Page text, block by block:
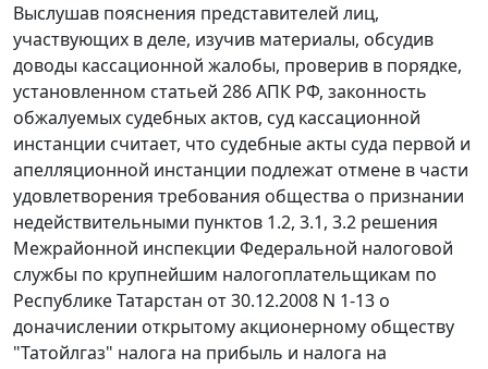
Выслушав пояснения представителей лиц,
участвующих в деле, изучив материалы, обсудив
доводы кассационной жалобы, проверив в порядке,
установленном статьей 286АПК РФ, законность
обжалуемых судебных актов, суд кассационной
инстанции считает, что судебные акты суда первой и
апелляционной инстанции подлежат отмене в части
удовлетворения требования общества о признании
недействительными пунктов 1.2, 3.1, 3.2 решения
Межрайонной инспекции Федеральной налоговой
службы по крупнейшим налогоплательщикам по
Республике Татарстан от 30.12.2008 N 1-13 о
доначислении открытому акционерному обществу
"Татойлгаз" налога на прибыль и налога на